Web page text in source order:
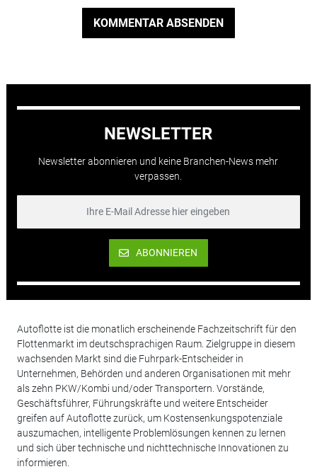
KOMMENTAR ABSENDEN
NEWSLETTER
Newsletter abonnieren und keine Branchen-News mehr
verpassen.
ABONNIEREN
Autoflotte ist die monatlich erscheinende Fachzeitschrift für den
Flottenmarkt im deutschsprachigen Raum. Zielgruppe in diesem
wachsenden Markt sind die Fuhrpark-Entscheider in
Unternehmen, Behörden und anderen Organisationen mit mehr
als zehn PKW/Kombi und/oder Transportern. Vorstände,
Geschäftsführer, Führungskräfte und weitere Entscheider
greifen auf Autoflotte zurück, um Kostensenkungspotenziale
auszumachen, intelligente Problemlösungen kennen zu lernen
und sich über technische und nichttechnische Innovationen zu
informieren.